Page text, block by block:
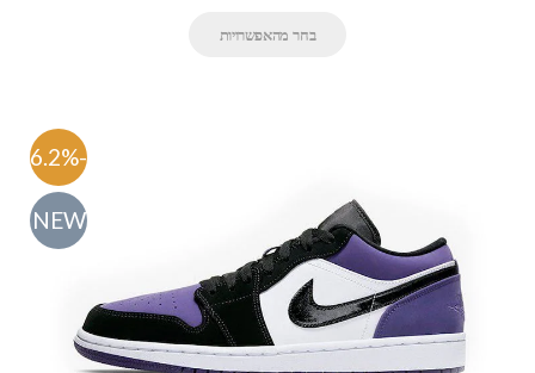
בחר מהאפשרויות
-46.2%
NEW